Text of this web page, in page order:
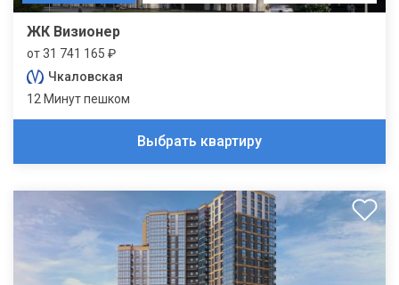
ЖК Визионер
от 31 741 165 ₽
Чкаловская
12 Минут пешком
Выбрать квартиру